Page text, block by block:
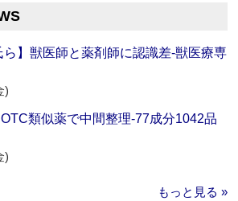
ら】獣医師と薬剤師に認識差‐獣医療専
)
OTC類似薬で中間整理‐77成分1042品
)
もっと見る »